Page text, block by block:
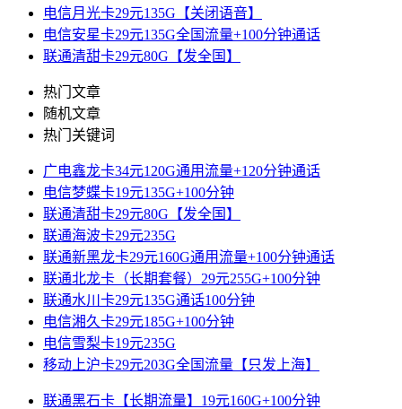
电信月光卡29元135G【关闭语音】
电信安星卡29元135G全国流量+100分钟通话
联通清甜卡29元80G【发全国】
热门文章
随机文章
热门关键词
广电鑫龙卡34元120G通用流量+120分钟通话
电信梦蝶卡19元135G+100分钟
联通清甜卡29元80G【发全国】
联通海波卡29元235G
联通新黑龙卡29元160G通用流量+100分钟通话
联通北龙卡（长期套餐）29元255G+100分钟
联通水川卡29元135G通话100分钟
电信湘久卡29元185G+100分钟
电信雪梨卡19元235G
移动上沪卡29元203G全国流量【只发上海】
联通黑石卡【长期流量】19元160G+100分钟